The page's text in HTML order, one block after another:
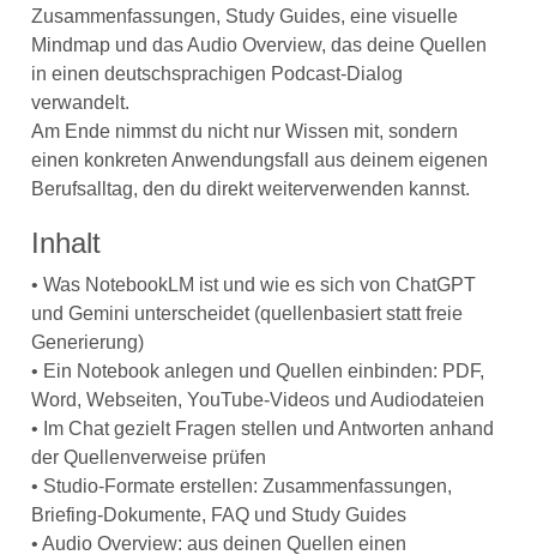
Zusammenfassungen, Study Guides, eine visuelle
Mindmap und das Audio Overview, das deine Quellen
in einen deutschsprachigen Podcast-Dialog
verwandelt.
Am Ende nimmst du nicht nur Wissen mit, sondern
einen konkreten Anwendungsfall aus deinem eigenen
Berufsalltag, den du direkt weiterverwenden kannst.
Inhalt
• Was NotebookLM ist und wie es sich von ChatGPT
und Gemini unterscheidet (quellenbasiert statt freie
Generierung)
• Ein Notebook anlegen und Quellen einbinden: PDF,
Word, Webseiten, YouTube-Videos und Audiodateien
• Im Chat gezielt Fragen stellen und Antworten anhand
der Quellenverweise prüfen
• Studio-Formate erstellen: Zusammenfassungen,
Briefing-Dokumente, FAQ und Study Guides
• Audio Overview: aus deinen Quellen einen